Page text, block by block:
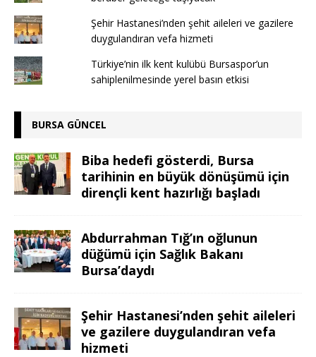
Şehir Hastanesi’nden şehit aileleri ve gazilere
duygulandıran vefa hizmeti
Türkiye’nin ilk kent kulübü Bursaspor’un
sahiplenilmesinde yerel basın etkisi
BURSA GÜNCEL
Biba hedefi gösterdi, Bursa
tarihinin en büyük dönüşümü için
dirençli kent hazırlığı başladı
Abdurrahman Tığ’ın oğlunun
düğümü için Sağlık Bakanı
Bursa’daydı
Şehir Hastanesi’nden şehit aileleri
ve gazilere duygulandıran vefa
hizmeti